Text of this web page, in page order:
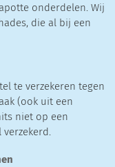
onderdelen. Wij
die al bij een
te verzekeren tegen
(ook uit een
niet op een